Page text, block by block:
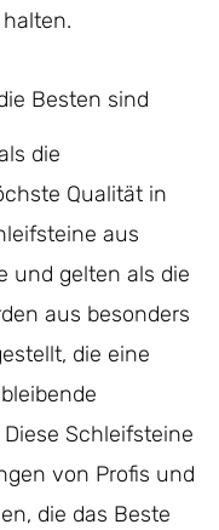
Besten sind
die
Qualität in
aus
und gelten als die
aus besonders
die eine
Schleifsteine
von Profis und
die das Beste